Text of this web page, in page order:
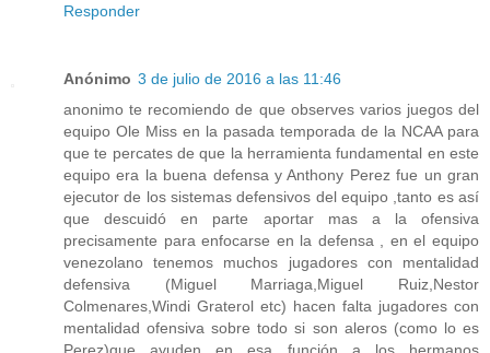
Responder
Anónimo 3 de julio de 2016 a las 11:46
anonimo te recomiendo de que observes varios juegos del
equipo Ole Miss en la pasada temporada de la NCAA para
que te percates de que la herramienta fundamental en este
equipo era la buena defensa y Anthony Perez fue un gran
ejecutor de los sistemas defensivos del equipo ,tanto es así
que descuidó en parte aportar mas a la ofensiva
precisamente para enfocarse en la defensa , en el equipo
venezolano tenemos muchos jugadores con mentalidad
defensiva (Miguel Marriaga,Miguel Ruiz,Nestor
Colmenares,Windi Graterol etc) hacen falta jugadores con
mentalidad ofensiva sobre todo si son aleros (como lo es